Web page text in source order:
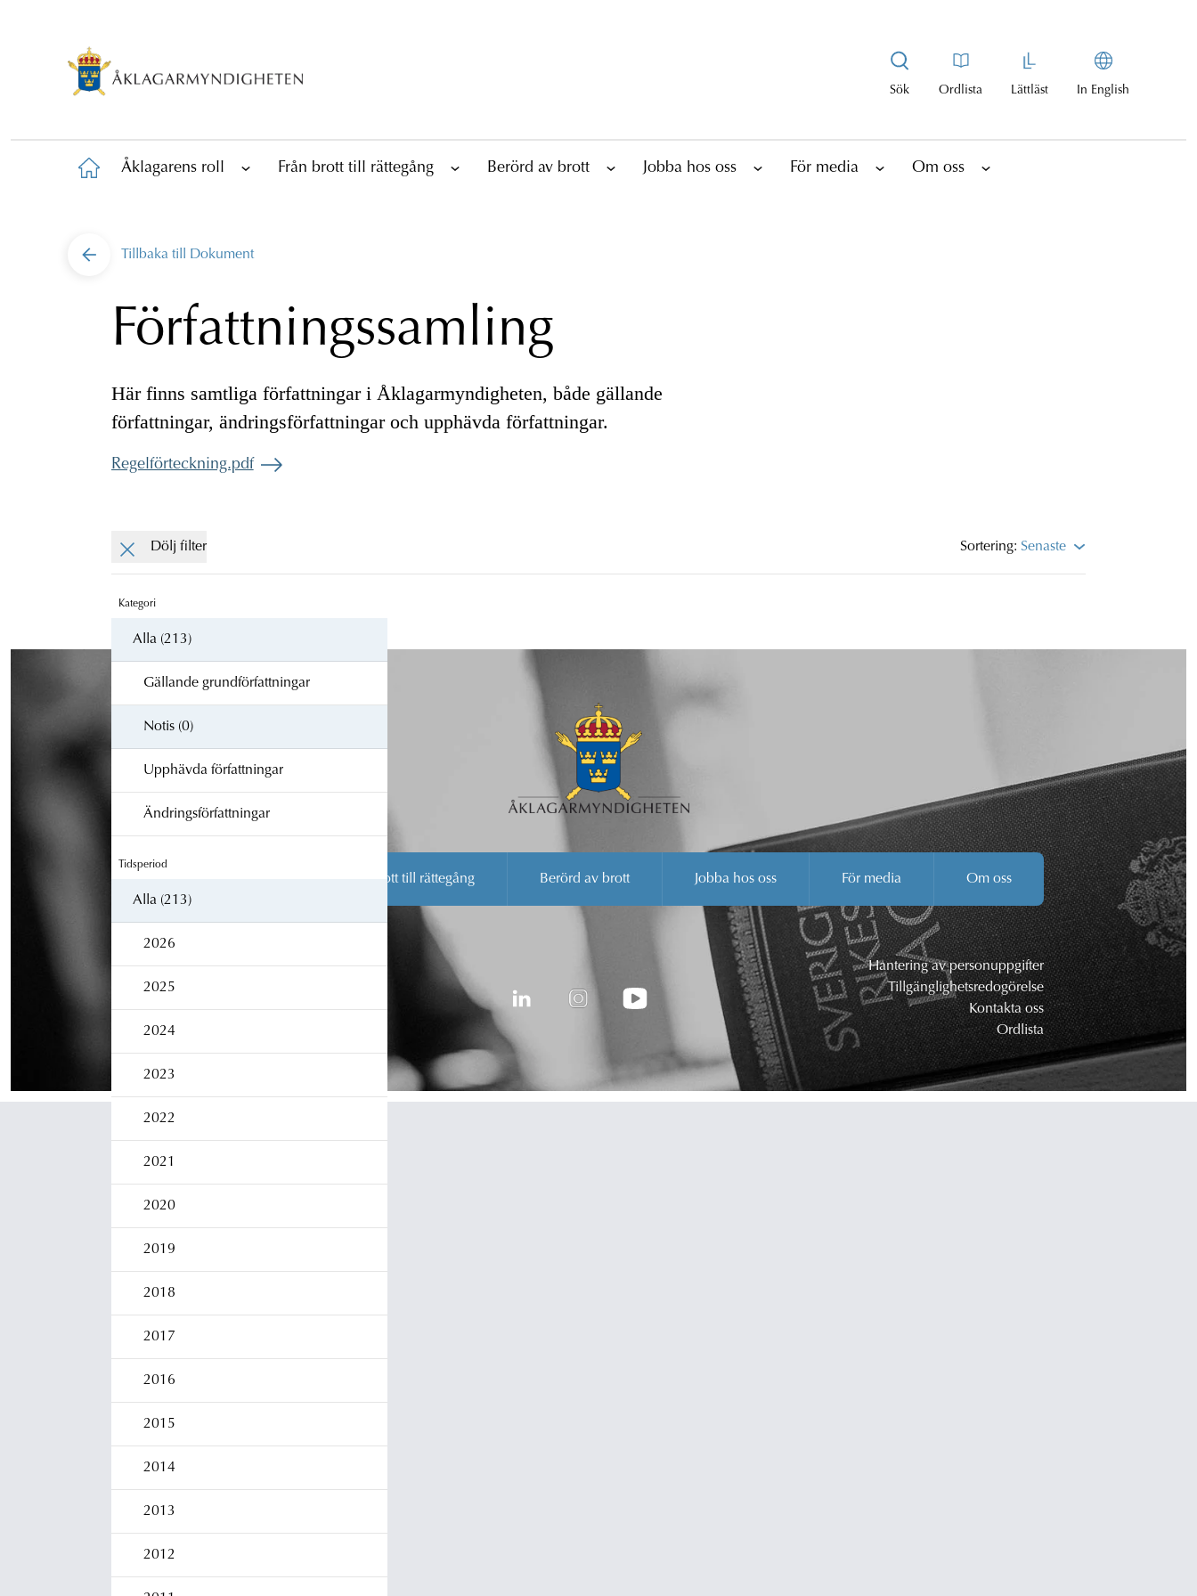
Sök Ordlista Lättläst In English
Åklagarens roll Från brott till rättegång Berörd av brott Jobba hos oss För media Om oss
Tillbaka till Dokument
Författningssamling
Här finns samtliga författningar i Åklagarmyndigheten, både gällande
författningar, ändringsförfattningar och upphävda författningar.
Regelförteckning.pdf
Dölj filter
Kategori
Alla (213)
Gällande grundförfattningar
Notis (0)
Upphävda författningar
Ändringsförfattningar
Tidsperiod
Alla (213)
2026
2025
2024
2023
2022
2021
2020
2019
2018
2017
2016
2015
2014
2013
2012
Sortering:Senaste
Från brott till rättegång Berörd av brott Jobba hos oss För media Om oss
Åklagarmyndigheten
Box 5553
114 85 Stockholm
Växel:
Hantering av personuppgifter
Tillgänglighetsredogörelse
Kontakta oss
Ordlista